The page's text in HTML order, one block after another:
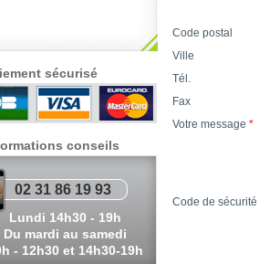
sécurisé
conseils
02 31 86 19 93
Lundi 14h30 - 19h
Du mardi au samedi
- 12h30 et 14h30-19h
Code postal
Ville
Tél.
Fax
Votre message *
Code de sécurité